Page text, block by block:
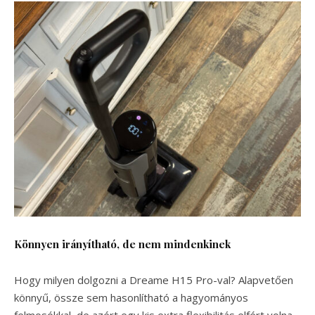
Könnyen irányítható, de nem mindenkinek
Hogy milyen dolgozni a Dreame H15 Pro-val? Alapvetően
könnyű, össze sem hasonlítható a hagyományos